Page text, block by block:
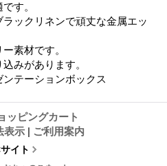
す。
ックリネンで頑丈な金属エッ
素材です。
みがあります。
テーションボックス
ッピングカート
表示 | ご利用案内
イト